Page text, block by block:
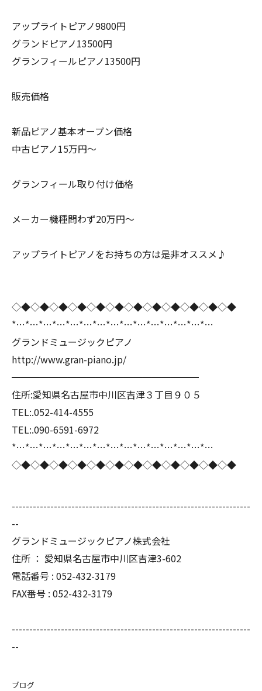
アップライトピアノ9800円
グランドピアノ13500円
グランフィールピアノ13500円
販売価格
新品ピアノ基本オープン価格
中古ピアノ15万円〜
グランフィール取り付け価格
メーカー機種問わず20万円〜
アップライトピアノをお持ちの方は是非オススメ♪
◇◆◇◆◇◆◇◆◇◆◇◆◇◆◇◆◇◆◇◆◇◆◇◆
*…*…*…*…*…*…*…*…*…*…*…*…*…*…*…
グランドミュージックピアノ
http://www.gran-piano.jp/
━━━━━━━━━━━━━━━━━━━━
住所:愛知県名古屋市中川区吉津３丁目９０５
TEL:.052-414-4555
TEL:.090-6591-6972
*…*…*…*…*…*…*…*…*…*…*…*…*…*…*…
◇◆◇◆◇◆◇◆◇◆◇◆◇◆◇◆◇◆◇◆◇◆◇◆
--------------------------------------------------------------------
--
グランドミュージックピアノ株式会社
住所 ： 愛知県名古屋市中川区吉津3-602
電話番号 : 052-432-3179
FAX番号 : 052-432-3179
--------------------------------------------------------------------
--
ブログ